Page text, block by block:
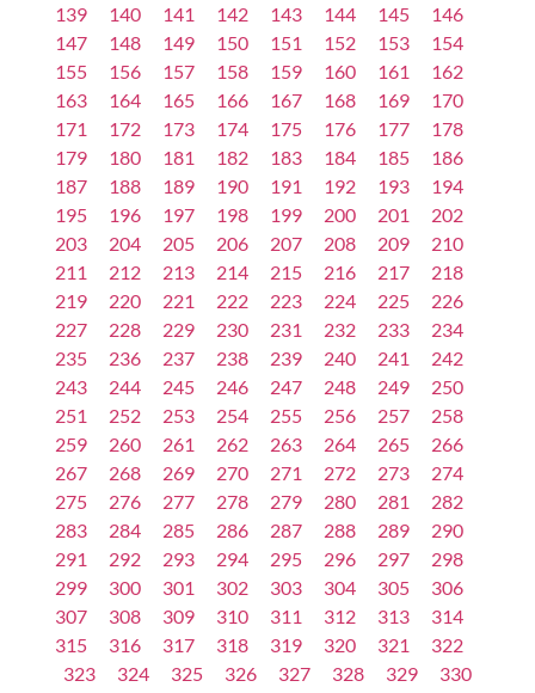
139
140 141 142 143 144 145
146
147
148 149 150 151 152 153
154
155
156 157 158 159 160 161
162
163
164 165 166 167 168 169
170
171
172 173 174 175 176 177
178
179
180 181 182 183 184 185
186
187
188 189 190 191 192 193
194
195
196 197 198 199 200 201
202
203
204 205 206 207 208 209
210
211
212 213 214 215 216 217
218
219
220 221 222 223 224 225
226
227
228 229 230 231 232 233
234
235
236 237 238 239 240 241
242
243
244 245 246 247 248 249
250
251
252 253 254 255 256 257
258
259
260 261 262 263 264 265
266
267
268 269 270 271 272 273
274
275
276 277 278 279 280 281
282
283
284 285 286 287 288 289
290
291
292 293 294 295 296 297
298
299
300 301 302 303 304 305
306
307
308 309 310 311 312 313
314
315
316 317 318 319 320 321
322
323
324 325 326 327 328 329 330